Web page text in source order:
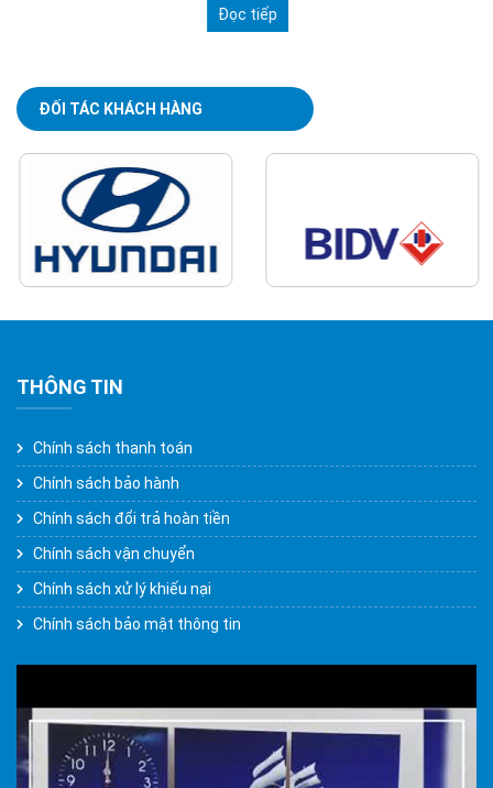
Đọc tiếp
ĐỐI TÁC KHÁCH HÀNG
THÔNG TIN
Chính sách thanh toán
Chính sách bảo hành
Chính sách đổi trả hoàn tiền
Chính sách vận chuyển
Chính sách xử lý khiếu nại
Chính sách bảo mật thông tin